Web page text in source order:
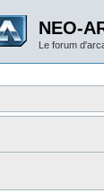
NEO-
Le forum